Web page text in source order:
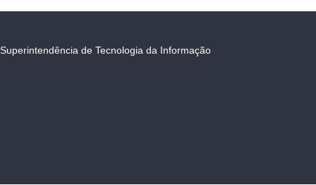
Superintendência de Tecnologia da Informação